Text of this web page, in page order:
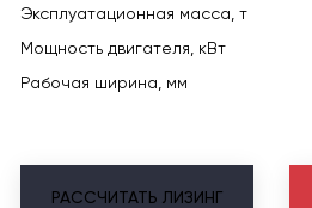
Эксплуатационная масса, т
Мощность двигателя, кВт
Рабочая ширина, мм
РАССЧИТАТЬ ЛИЗИНГ